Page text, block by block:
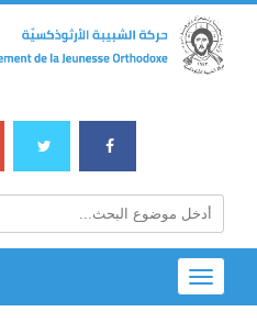
Toggle
navigation